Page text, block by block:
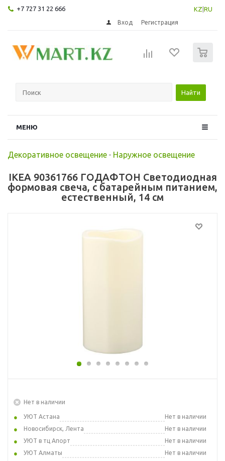
+7 727 31 22 666 KZ RU
Вход Регистрация
Найти
МЕНЮ
Декоративное освещение - Наружное освещение
IKEA 90361766 ГОДАФТОН Светодиодная
формовая свеча, с батарейным питанием,
естественный, 14 см
Нет в наличии
УЮТ Астана
Нет в наличии
Новосибирск, Лента
Нет в наличии
УЮТ в тц Апорт
Нет в наличии
УЮТ Алматы
Нет в наличии